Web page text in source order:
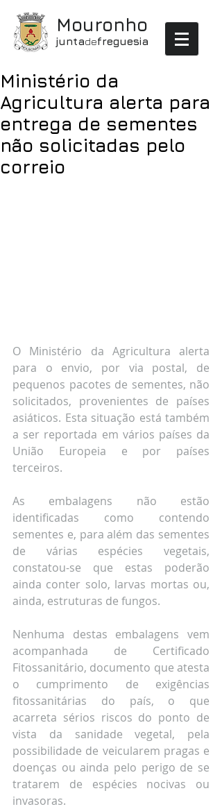
Mouronho
juntadefreguesia
Ministério da
Agricultura alerta para
entrega de sementes
não solicitadas pelo
correio
O Ministério da Agricultura alerta
para o envio, por via postal, de
pequenos pacotes de sementes, não
solicitados, provenientes de países
asiáticos. Esta situação está também
a ser reportada em vários países da
União Europeia e por países
terceiros.
As embalagens não estão
identificadas como contendo
sementes e, para além das sementes
de várias espécies vegetais,
constatou-se que estas poderão
ainda conter solo, larvas mortas ou,
ainda, estruturas de fungos.
Nenhuma destas embalagens vem
acompanhada de Certificado
Fitossanitário, documento que atesta
o cumprimento de exigências
fitossanitárias do país, o que
acarreta sérios riscos do ponto de
vista da sanidade vegetal, pela
possibilidade de veicularem pragas e
doenças ou ainda pelo perigo de se
tratarem de espécies nocivas ou
invasoras.